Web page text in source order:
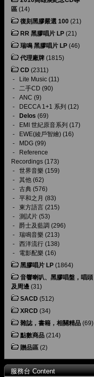
區 (14)
復刻黑膠嚴選 100 (21)
RR 黑膠唱片 LP (21)
瑞鳴 黑膠唱片 LP (46)
代理廠牌 (1815)
CD (2311)
-
Lite Music (11)
- 二手CD (90)
- ANC (9)
-
DECCA 1+1 系列 (12)
-
Delos (69)
-
EMI 世紀原音系列 (17)
-
EWE(綾戶智繪) (16)
-
MDG (99)
-
Reference
Recordings (173)
- 世界音樂 (159)
- 其他 (62)
- 古典 (576)
- 平和之月 (83)
- 東方語言 (215)
- 測試片 (53)
- 爵士及藍調 (296)
- 瑞鳴音樂 (213)
- 西洋流行 (138)
- 電影配樂 (16)
黑膠唱片 LP (1864)
音響喇叭、黑膠唱盤，唱頭
及周邊 (31)
SACD (512)
XRCD (34)
雜誌，書籍，相關精品 (69)
點數商品 (214)
贈品區 (2)
服務台 Content